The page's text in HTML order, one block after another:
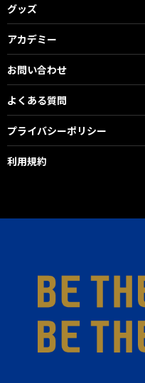
グッズ
アカデミー
お問い合わせ
よくある質問
プライバシーポリシー
利用規約